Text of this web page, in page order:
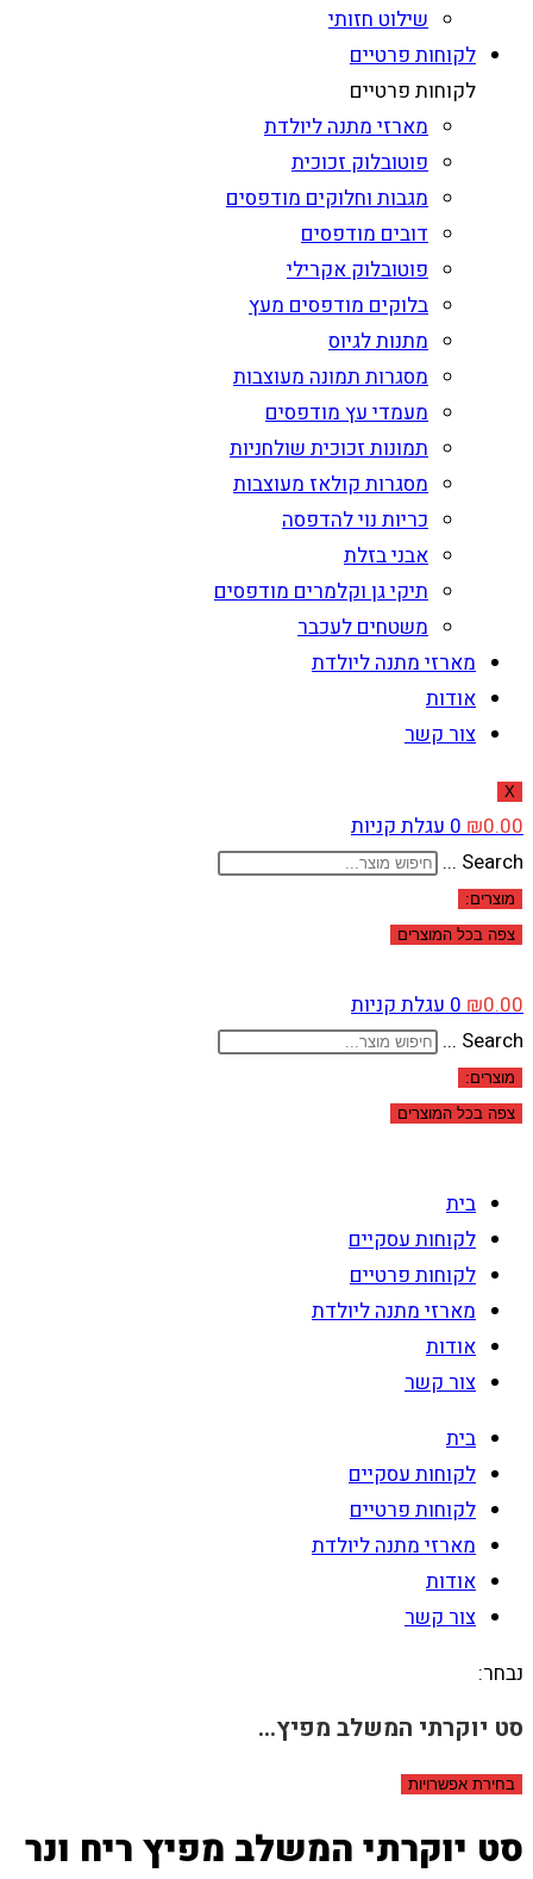
שילוט חזותי
לקוחות פרטיים
לקוחות פרטיים
מארזי מתנה ליולדת
פוטובלוק זכוכית
מגבות וחלוקים מודפסים
דובים מודפסים
פוטובלוק אקרילי
בלוקים מודפסים מעץ
מתנות לגיוס
מסגרות תמונה מעוצבות
מעמדי עץ מודפסים
תמונות זכוכית שולחניות
מסגרות קולאז מעוצבות
כריות נוי להדפסה
אבני בזלת
תיקי גן וקלמרים מודפסים
משטחים לעכבר
מארזי מתנה ליולדת
אודות
צור קשר
X
₪0.00
0עגלת קניות
Search ...
מוצרים:
צפה בכל המוצרים
₪0.00
0עגלת קניות
Search ...
מוצרים:
צפה בכל המוצרים
בית
לקוחות עסקיים
לקוחות פרטיים
מארזי מתנה ליולדת
אודות
צור קשר
בית
לקוחות עסקיים
לקוחות פרטיים
מארזי מתנה ליולדת
אודות
צור קשר
נבחר:
סט יוקרתי המשלב מפיץ…
בחירת אפשרויות
סט יוקרתי המשלב מפיץ ריח ונר